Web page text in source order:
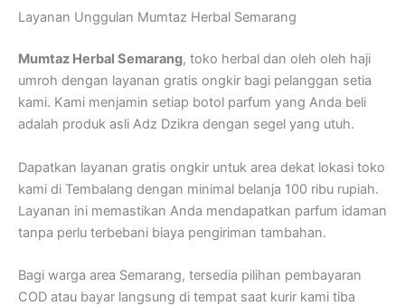
Layanan Unggulan Mumtaz Herbal Semarang
Mumtaz Herbal Semarang, toko herbal dan oleh oleh haji
umroh dengan layanan gratis ongkir bagi pelanggan setia
kami. Kami menjamin setiap botol parfum yang Anda beli
adalah produk asli Adz Dzikra dengan segel yang utuh.
Dapatkan layanan gratis ongkir untuk area dekat lokasi toko
kami di Tembalang dengan minimal belanja 100 ribu rupiah.
Layanan ini memastikan Anda mendapatkan parfum idaman
tanpa perlu terbebani biaya pengiriman tambahan.
Bagi warga area Semarang, tersedia pilihan pembayaran
COD atau bayar langsung di tempat saat kurir kami tiba